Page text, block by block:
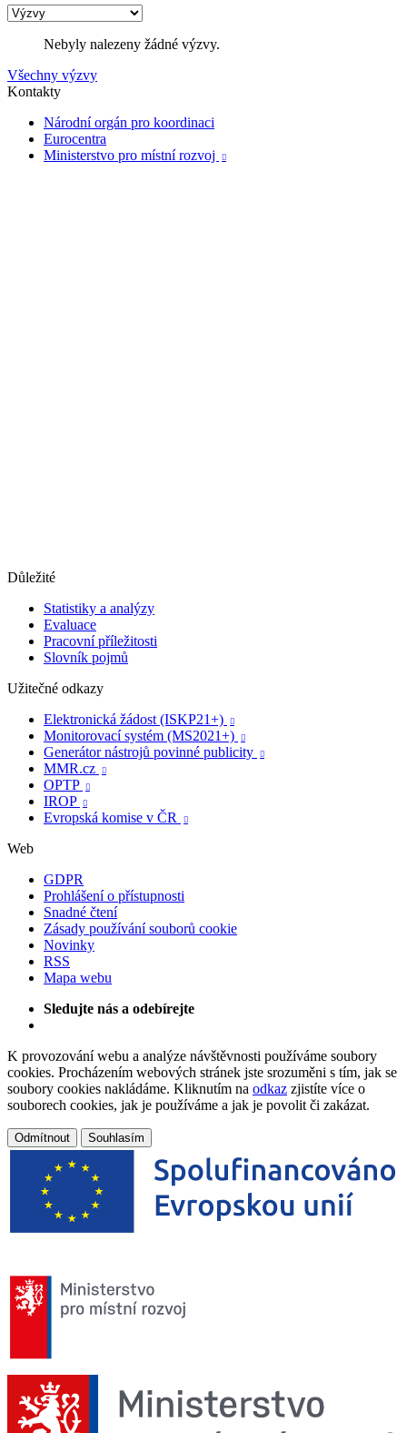
Nebyly nalezeny žádné výzvy.
Všechny výzvy
Kontakty
Národní orgán pro koordinaci
Eurocentra
Ministerstvo pro místní rozvoj

Důležité
Statistiky a analýzy
Evaluace
Pracovní příležitosti
Slovník pojmů
Užitečné odkazy
Elektronická žádost (ISKP21+)

Monitorovací systém (MS2021+) 
Generátor nástrojů povinné publicity 
MMR.cz 
OPTP 
IROP 
Evropská komise v ČR 
Web
GDPR
Prohlášení o přístupnosti
Snadné čtení
Zásady používání souborů cookie
Novinky
RSS
Mapa webu
Sledujte nás a odebírejte
K provozování webu a analýze návštěvnosti používáme soubory
cookies. Procházením webových stránek jste srozuměni s tím, jak se
soubory cookies nakládáme. Kliknutím na odkaz zjistíte více o
souborech cookies, jak je používáme a jak je povolit či zakázat.
Odmítnout Souhlasím